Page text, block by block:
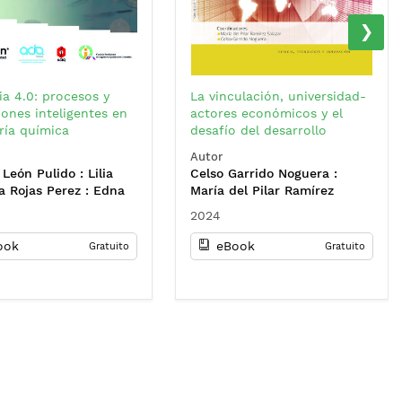
4.0: procesos y
inteligentes en
química
Pulido : Lilia
Rojas Perez : Edna
Gratuito
La vinculación, universidad-
actores económicos y el
desafío del desarrollo
escenario global: retos y
oportunidades
Autor
Celso Garrido Noguera :
María del Pilar Ramírez
Bravo Rojas : Bayron Darío
Becerra Muñoz : Nelson
Beltrán Galvis : Hugo
2024
eBook Gratuito
›